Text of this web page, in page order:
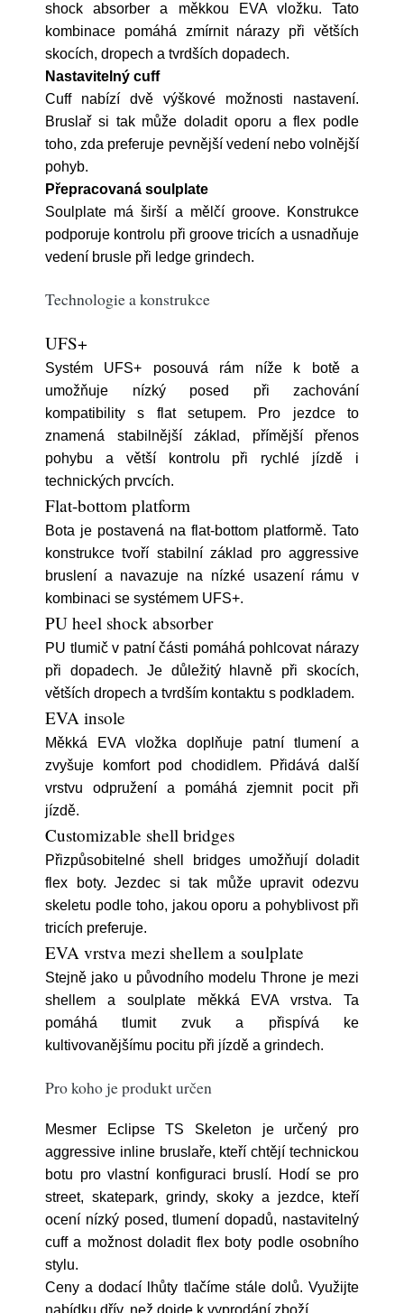
shock absorber a měkkou EVA vložku. Tato
kombinace pomáhá zmírnit nárazy při větších
skocích, dropech a tvrdších dopadech.
Nastavitelný cuff
Cuff nabízí dvě výškové možnosti nastavení.
Bruslař si tak může doladit oporu a flex podle
toho, zda preferuje pevnější vedení nebo volnější
pohyb.
Přepracovaná soulplate
Soulplate má širší a mělčí groove. Konstrukce
podporuje kontrolu při groove tricích a usnadňuje
vedení brusle při ledge grindech.
Technologie a konstrukce
UFS+
Systém UFS+ posouvá rám níže k botě a
umožňuje nízký posed při zachování
kompatibility s flat setupem. Pro jezdce to
znamená stabilnější základ, přímější přenos
pohybu a větší kontrolu při rychlé jízdě i
technických prvcích.
Flat-bottom platform
Bota je postavená na flat-bottom platformě. Tato
konstrukce tvoří stabilní základ pro aggressive
bruslení a navazuje na nízké usazení rámu v
kombinaci se systémem UFS+.
PU heel shock absorber
PU tlumič v patní části pomáhá pohlcovat nárazy
při dopadech. Je důležitý hlavně při skocích,
větších dropech a tvrdším kontaktu s podkladem.
EVA insole
Měkká EVA vložka doplňuje patní tlumení a
zvyšuje komfort pod chodidlem. Přidává další
vrstvu odpružení a pomáhá zjemnit pocit při
jízdě.
Customizable shell bridges
Přizpůsobitelné shell bridges umožňují doladit
flex boty. Jezdec si tak může upravit odezvu
skeletu podle toho, jakou oporu a pohyblivost při
tricích preferuje.
EVA vrstva mezi shellem a soulplate
Stejně jako u původního modelu Throne je mezi
shellem a soulplate měkká EVA vrstva. Ta
pomáhá tlumit zvuk a přispívá ke
kultivovanějšímu pocitu při jízdě a grindech.
Pro koho je produkt určen
Mesmer Eclipse TS Skeleton je určený pro
aggressive inline bruslaře, kteří chtějí technickou
botu pro vlastní konfiguraci bruslí. Hodí se pro
street, skatepark, grindy, skoky a jezdce, kteří
ocení nízký posed, tlumení dopadů, nastavitelný
cuff a možnost doladit flex boty podle osobního
stylu.
Ceny a dodací lhůty tlačíme stále dolů. Využijte
nabídku dřív, než dojde k vyprodání zboží.